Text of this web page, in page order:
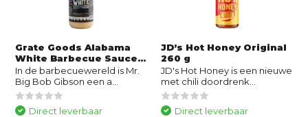
Grate Goods Alabama
White Barbecue Sauce...
In de barbecuewereld is Mr.
Big Bob Gibson een a...
Direct leverbaar
JD’s Hot Honey Original
260 g
JD's Hot Honey is een nieuwe
met chili doordrenk...
Direct leverbaar